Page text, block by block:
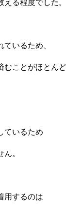
える程度でした。
いるため、
むことがほとん
ているため
。
用するのは